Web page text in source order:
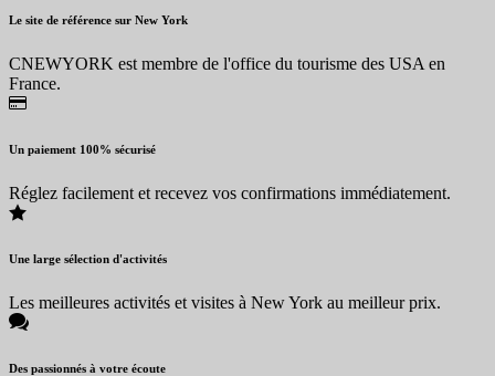
Le site de référence sur New York
CNEWYORK est membre de l'office du tourisme des USA en
France.
Un paiement 100% sécurisé
Réglez facilement et recevez vos confirmations immédiatement.
Une large sélection d'activités
Les meilleures activités et visites à New York au meilleur prix.
Des passionnés à votre écoute